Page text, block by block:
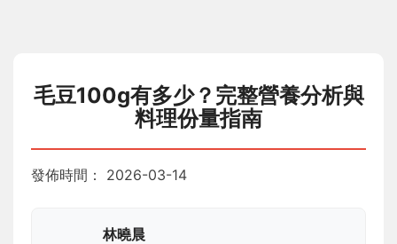
毛豆100g有多少？完整營養分析與
料理份量指南
發佈時間： 2026-03-14
林曉晨